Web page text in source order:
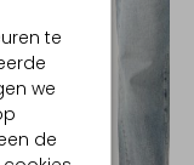
te
we
de